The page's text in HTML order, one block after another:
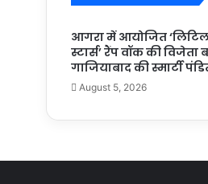
आगरा में आयोजित
स्टार्स’ रैंप वॉक की विजेता
गाजियाबाद की स्मार्टी
August 5, 2026